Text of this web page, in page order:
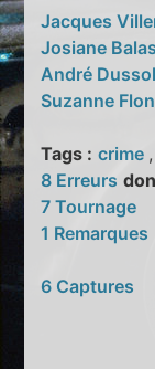
Jacques
Josiane
André
Suzanne Flon
Tags : crime ,
8 Erreurs
7 Tournage
1 Remarques
6 Captures